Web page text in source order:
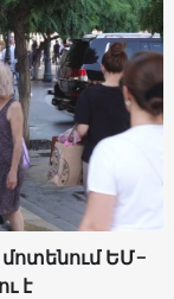
ԵՄ-
է